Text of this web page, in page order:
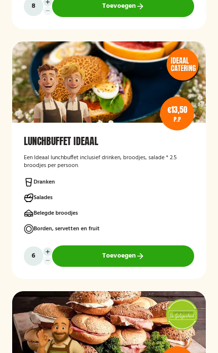
Toevoegen
€13,50
P.P
LUNCHBUFFET IDEAAL
Een Ideaal lunchbuffet inclusief drinken, broodjes, salade * 2.5
broodjes per persoon.
Dranken
Salades
Belegde broodjes
Borden, servetten en fruit
Toevoegen